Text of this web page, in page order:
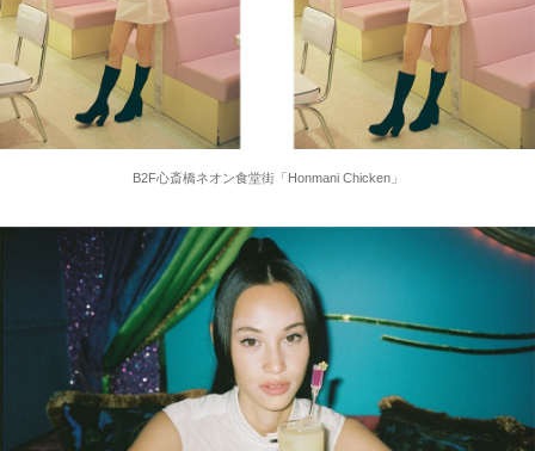
B2F心斎橋ネオン食堂街「Honmani Chicken」